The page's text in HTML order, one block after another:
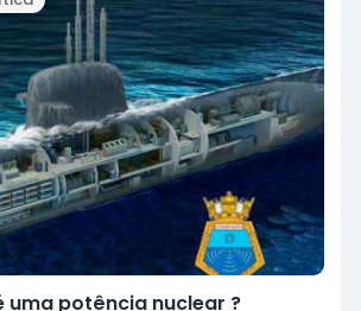
uma potência nuclear ?